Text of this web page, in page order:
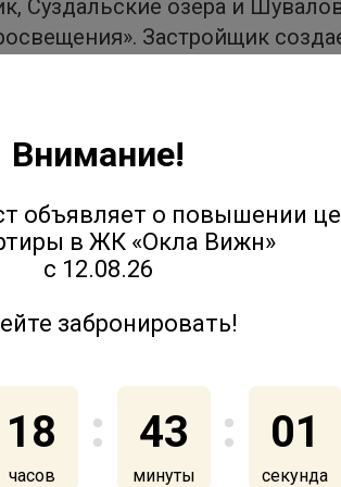
Суздальские озера и
Застройщик
кафе,
Также запланировано
от 7,9 млн руб.
решений –
балконами и
от Северо-
Внимание!
объявляет о повышении
в ЖК «Окла Вижн»
с 12.08.26
забронировать!
18
часов
43
минуты
00
секунд